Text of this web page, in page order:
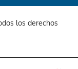
los derechos